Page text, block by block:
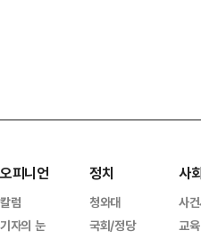
오피니언
칼럼
기자의 눈
정치
청와대
국회/정당
사
사
교육